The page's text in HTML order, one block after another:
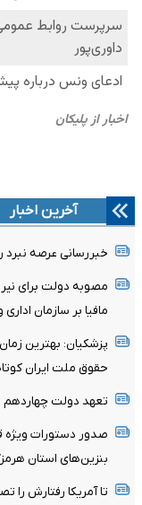
آخرین اخبار
خبررسانی عرصه
مصوبه دولت برای
مافیا بر سازمان
پزشکیان‌: بهترین
حقوق ملت ایران
تعهد دولت چهاردهم
صدور دستورات
بنزین‌های استان
تا آمریکا رفتارش را